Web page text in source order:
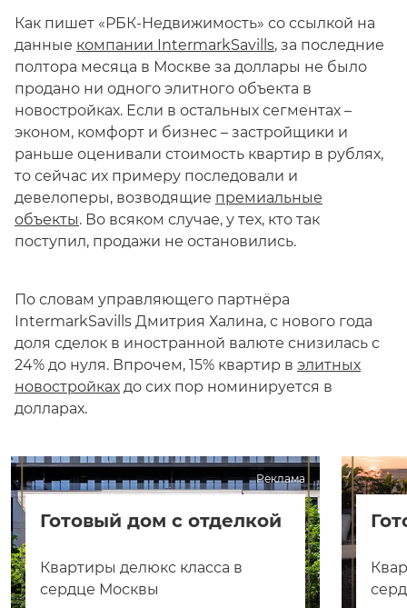
Как пишет «РБК-Недвижимость» со ссылкой на
данные компании IntermarkSavills, за последние
полтора месяца в Москве за доллары не было
продано ни одного элитного объекта в
новостройках. Если в остальных сегментах –
эконом, комфорт и бизнес – застройщики и
раньше оценивали стоимость квартир в рублях,
то сейчас их примеру последовали и
девелоперы, возводящие премиальные
объекты. Во всяком случае, у тех, кто так
поступил, продажи не остановились.
По словам управляющего партнёра
IntermarkSavills Дмитрия Халина, с нового года
доля сделок в иностранной валюте снизилась с
24% до нуля. Впрочем, 15% квартир в элитных
новостройках до сих пор номинируется в
долларах.
Реклама
Готовый дом с отделкой
Квартиры делюкс класса в
сердце Москвы